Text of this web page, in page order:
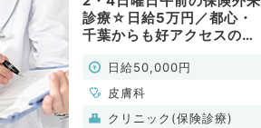
診療☆日給5万円／都心・
千葉からも好アクセスの駅
膚科／非常勤）
日給50,000円
皮膚科
クリニック(保険診療)